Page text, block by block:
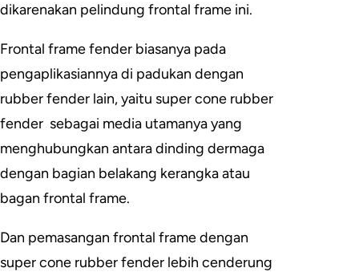
dikarenakan pelindung frontal frame ini.
Frontal frame fender biasanya pada
pengaplikasiannya di padukan dengan
rubber fender lain, yaitu super cone rubber
fender sebagai media utamanya yang
menghubungkan antara dinding dermaga
dengan bagian belakang kerangka atau
bagan frontal frame.
Dan pemasangan frontal frame dengan
super cone rubber fender lebih cenderung